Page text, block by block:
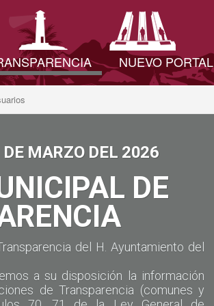
NUEVO PORTAL
MARZO DEL 2026
DE
del H. Ayuntamiento del
a su disposición la información
de Transparencia (comunes y